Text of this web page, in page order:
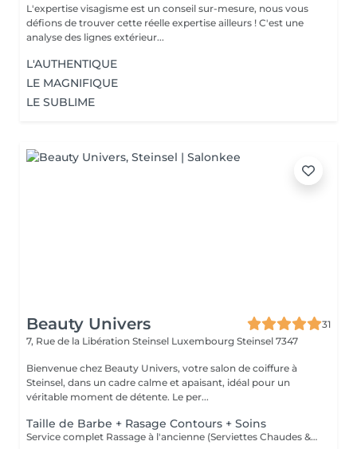
L'expertise visagisme est un conseil sur-mesure, nous vous
défions de trouver cette réelle expertise ailleurs ! C'est une
analyse des lignes extérieur...
L'AUTHENTIQUE
LE MAGNIFIQUE
LE SUBLIME
Beauty Univers
31
7, Rue de la Libération Steinsel Luxembourg Steinsel 7347
Bienvenue chez Beauty Univers, votre salon de coiffure à
Steinsel, dans un cadre calme et apaisant, idéal pour un
véritable moment de détente. Le per...
Taille de Barbe + Rasage Contours + Soins
Service complet Rassage à l'ancienne (Serviettes Chaudes & Soins)